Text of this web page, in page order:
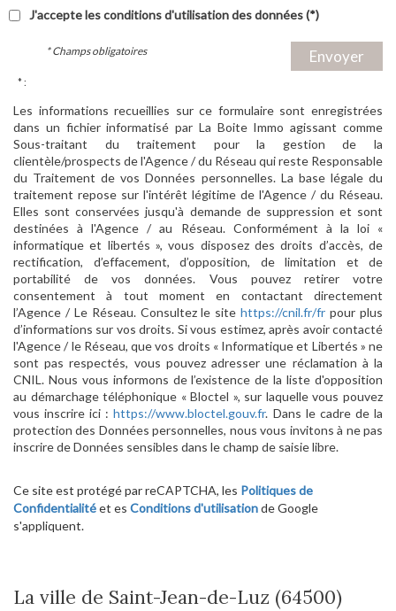
J'accepte les conditions d'utilisation des données (*)
Envoyer
* Champs obligatoires
* :
Les informations recueillies sur ce formulaire sont enregistrées
dans un fichier informatisé par La Boite Immo agissant comme
Sous-traitant du traitement pour la gestion de la
clientèle/prospects de l'Agence / du Réseau qui reste Responsable
du Traitement de vos Données personnelles. La base légale du
traitement repose sur l'intérêt légitime de l'Agence / du Réseau.
Elles sont conservées jusqu'à demande de suppression et sont
destinées à l'Agence / au Réseau. Conformément à la loi «
informatique et libertés », vous disposez des droits d’accès, de
rectification, d’effacement, d’opposition, de limitation et de
portabilité de vos données. Vous pouvez retirer votre
consentement à tout moment en contactant directement
l’Agence / Le Réseau. Consultez le sitehttps://cnil.fr/fr pour plus
d’informations sur vos droits. Si vous estimez, après avoir contacté
l'Agence / le Réseau, que vos droits « Informatique et Libertés » ne
sont pas respectés, vous pouvez adresser une réclamation à la
CNIL. Nous vous informons de l’existence de la liste d'opposition
au démarchage téléphonique « Bloctel », sur laquelle vous pouvez
vous inscrire ici :https://www.bloctel.gouv.fr. Dans le cadre de la
protection des Données personnelles, nous vous invitons à ne pas
inscrire de Données sensibles dans le champ de saisie libre.
Ce site est protégé par reCAPTCHA, les Politiques de
Confidentialitéet es Conditions d'utilisationde Google
s'appliquent.
La ville de Saint-Jean-de-Luz (64500)